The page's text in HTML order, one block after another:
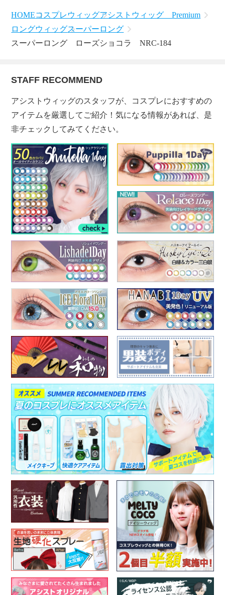
HOMEコスプレウィッグアシストウィッグ Premium
ロングウィッグスーパーロング
スーパーロング ローズショコラ NRC-184
STAFF RECOMMEND
アシストウィッグのスタッフが、コスプレにおすすめの
アイテムを厳選してご紹介！気になる情報があれば、是
非チェックしてみてください。